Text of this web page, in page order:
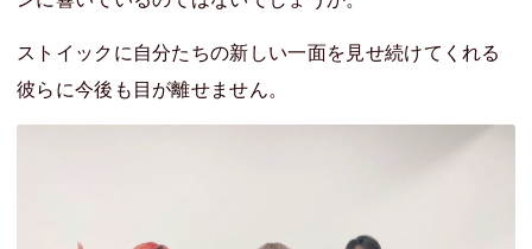
ストイックに自分たちの新しい一面を見せ続けてくれる
彼らに今後も目が離せません。